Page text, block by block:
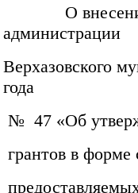
О внесении
администрации
Верхазовского
года
№ 47 «Об
грантов в форме